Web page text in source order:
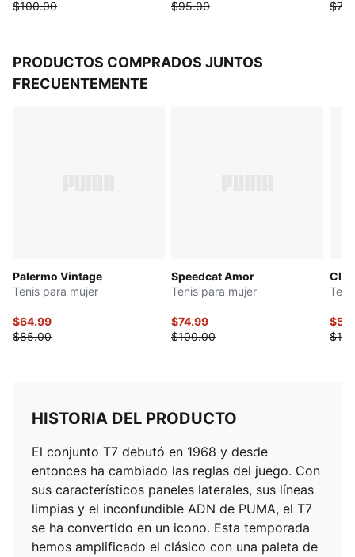
$100.00 $95.00
PRODUCTOS COMPRADOS JUNTOS
FRECUENTEMENTE
Palermo Vintage
Tenis para mujer
$64.99
$85.00
Speedcat Amor
Tenis para mujer
$74.99
$100.00
HISTORIA DEL PRODUCTO
El conjunto T7 debutó en 1968 y desde
entonces ha cambiado las reglas del juego. Con
sus característicos paneles laterales, sus líneas
limpias y el inconfundible ADN de PUMA, el T7
se ha convertido en un icono. Esta temporada
hemos amplificado el clásico con una paleta de